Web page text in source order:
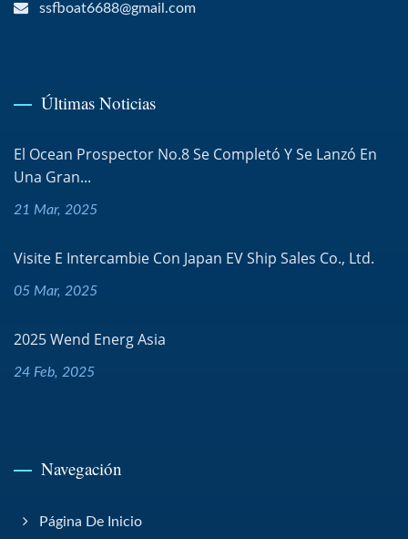
ssfboat6688@gmail.com
Últimas Noticias
El Ocean Prospector No.8 Se Completó Y Se Lanzó En
Una Gran...
21 Mar, 2025
Visite E Intercambie Con Japan EV Ship Sales Co., Ltd.
05 Mar, 2025
2025 Wend Energ Asia
24 Feb, 2025
Navegación
Página De Inicio